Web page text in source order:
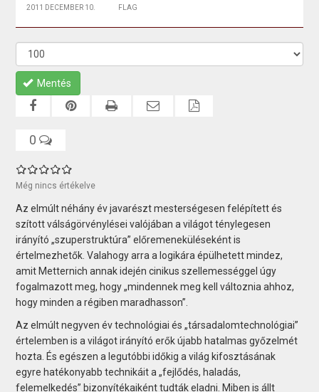
2011 DECEMBER 10. FLAG
Mentés
0
Még nincs értékelve
Az elmúlt néhány év javarészt mesterségesen felépített és
szított válságörvénylései valójában a világot ténylegesen
irányító „szuperstruktúra” előremeneküléseként is
értelmezhetők. Valahogy arra a logikára épülhetett mindez,
amit Metternich annak idején cinikus szellemességgel úgy
fogalmazott meg, hogy „mindennek meg kell változnia ahhoz,
hogy minden a régiben maradhasson”.
Az elmúlt negyven év technológiai és „társadalomtechnológiai”
értelemben is a világot irányító erők újabb hatalmas győzelmét
hozta. És egészen a legutóbbi időkig a világ kifosztásának
egyre hatékonyabb technikáit a „fejlődés, haladás,
felemelkedés” bizonyítékaiként tudták eladni. Miben is állt